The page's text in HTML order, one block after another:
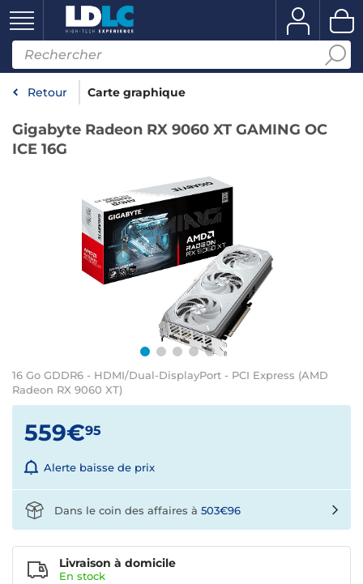
Retour Carte graphique
Gigabyte Radeon RX 9060 XT GAMING OC
ICE 16G
16 Go GDDR6 - HDMI/Dual-DisplayPort - PCI Express (AMD
Radeon RX 9060 XT)
559€95
Alerte baisse de prix
Livraison à domicile
En stock
Dans le coin des affaires à 503€96